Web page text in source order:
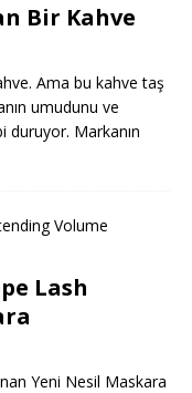
Bir Kahve
Ama bu kahve taş
umudunu ve
duruyor. Markanın
Lash
Yeni Nesil Maskara